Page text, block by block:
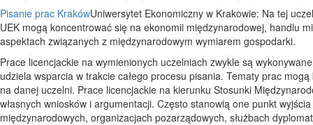
Pisanie prac KrakówUniwersytet Ekonomiczny w Krakowie: Na tej
UEK mogą koncentrować się na ekonomii międzynarodowej, handlu
aspektach związanych z międzynarodowym wymiarem gospodarki.
Prace licencjackie na wymienionych uczelniach zwykle są
udziela wsparcia w trakcie całego procesu pisania. Tematy prac
na danej uczelni. Prace licencjackie na kierunku Stosunki
własnych wniosków i argumentacji. Często stanowią one punkt
międzynarodowych, organizacjach pozarządowych, służbach